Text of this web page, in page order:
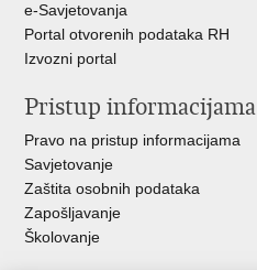
e-Savjetovanja
Portal otvorenih podataka RH
Izvozni portal
Pristup informacijama
Pravo na pristup informacijama
Savjetovanje
Zaštita osobnih podataka
Zapošljavanje
Školovanje